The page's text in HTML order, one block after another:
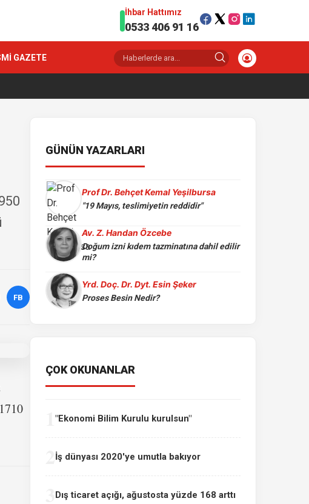
İhbar Hattımız
0533 406 91 16
GAZETE
FB
GÜNÜN YAZARLARI
Prof Dr. Behçet Kemal Yeşilbursa
"19 Mayıs, teslimiyetin reddidir"
Av. Z. Handan Özcebe
Doğum izni kıdem tazminatına dahil edilir
mi?
Yrd. Doç. Dr. Dyt. Esin Şeker
Proses Besin Nedir?
ÇOK OKUNANLAR
"Ekonomi Bilim Kurulu kurulsun"
İş dünyası 2020'ye umutla bakıyor
Dış ticaret açığı, ağustosta yüzde 168 arttı